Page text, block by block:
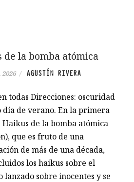
de la bomba atómica
/ AGUSTÍN RIVERA
todas Direcciones: oscuridad
día de verano. En la primera
de la bomba atómica
que es fruto de una
de más de una década,
los haikus sobre el
lanzado sobre inocentes y se